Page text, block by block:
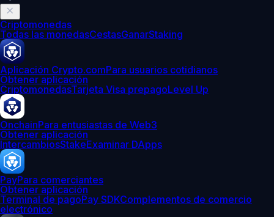
Criptomonedas
Todas las monedasCestasGanarStaking
Aplicación Crypto.comPara usuarios cotidianos
Obtener aplicación
CriptomonedasTarjeta Visa prepagoLevel Up
OnchainPara entusiastas de Web3
Obtener aplicación
IntercambiosStakeExaminar DApps
PayPara comerciantes
Obtener aplicación
Terminal de pagoPay SDKComplementos de comercio
electrónico